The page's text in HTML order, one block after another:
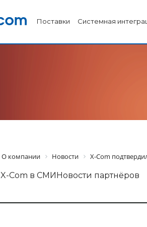
Поставки Системная
О компании Новости X-Com
X-Com в СМИ Новости партнёров